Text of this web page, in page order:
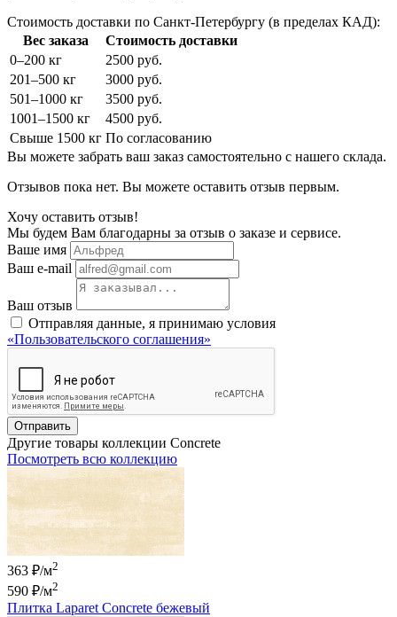
Стоимость доставки по Санкт-Петербургу (в пределах КАД):
Вес заказа
Стоимость доставки
0–200 кг
2500 руб.
201–500 кг
3000 руб.
501–1000 кг
3500 руб.
1001–1500 кг
4500 руб.
Свыше 1500 кг По согласованию
Вы можете забрать ваш заказ самостоятельно с нашего склада.
Отзывов пока нет. Вы можете оставить отзыв первым.
Хочу оставить отзыв!
Мы будем Вам благодарны за отзыв о заказе и сервисе.
Ваше имя
Ваш e-mail
Ваш отзыв
Отправляя данные, я принимаю условия
«Пользовательского соглашения»
Отправить
Другие товары коллекции Concrete
Посмотреть всю коллекцию
363 ₽/м2
590 ₽/м2
Плитка Laparet Concrete бежевый